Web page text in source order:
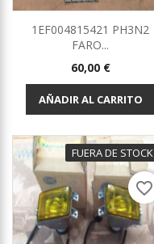
1EF004815421 PH3N2
FARO...
Precio
60,00 €
AÑADIR AL CARRITO
FUERA DE STOCK
favorite_border